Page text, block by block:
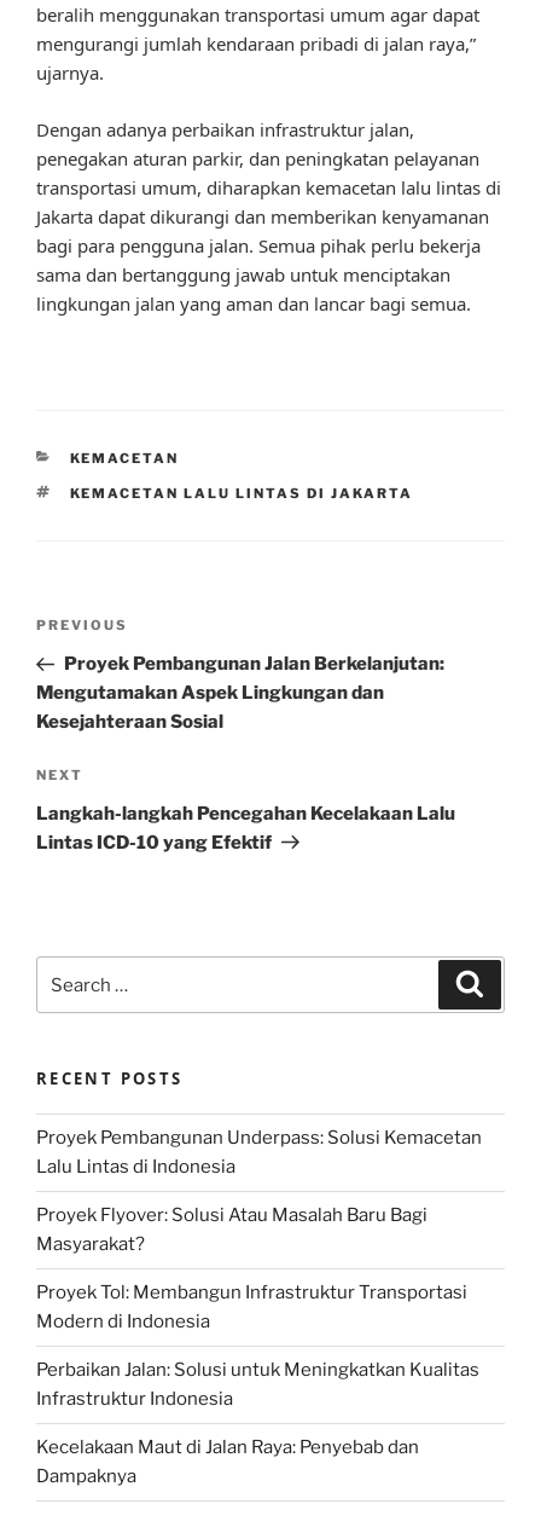
beralih menggunakan transportasi umum agar dapat
mengurangi jumlah kendaraan pribadi di jalan raya,”
ujarnya.
Dengan adanya perbaikan infrastruktur jalan,
penegakan aturan parkir, dan peningkatan pelayanan
transportasi umum, diharapkan kemacetan lalu lintas di
Jakarta dapat dikurangi dan memberikan kenyamanan
bagi para pengguna jalan. Semua pihak perlu bekerja
sama dan bertanggung jawab untuk menciptakan
lingkungan jalan yang aman dan lancar bagi semua.
CATEGORIES
KEMACETAN
TAGS
KEMACETAN LALU LINTAS DI JAKARTA
Previous
Post
PREVIOUS
Proyek Pembangunan Jalan Berkelanjutan:
Mengutamakan Aspek Lingkungan dan
Kesejahteraan Sosial
Next
Post
NEXT
Langkah-langkah Pencegahan Kecelakaan Lalu
Lintas ICD-10 yang Efektif
for:
RECENT POSTS
Proyek Pembangunan Underpass: Solusi Kemacetan
Lalu Lintas di Indonesia
Proyek Flyover: Solusi Atau Masalah Baru Bagi
Masyarakat?
Proyek Tol: Membangun Infrastruktur Transportasi
Modern di Indonesia
Perbaikan Jalan: Solusi untuk Meningkatkan Kualitas
Infrastruktur Indonesia
Kecelakaan Maut di Jalan Raya: Penyebab dan
Dampaknya